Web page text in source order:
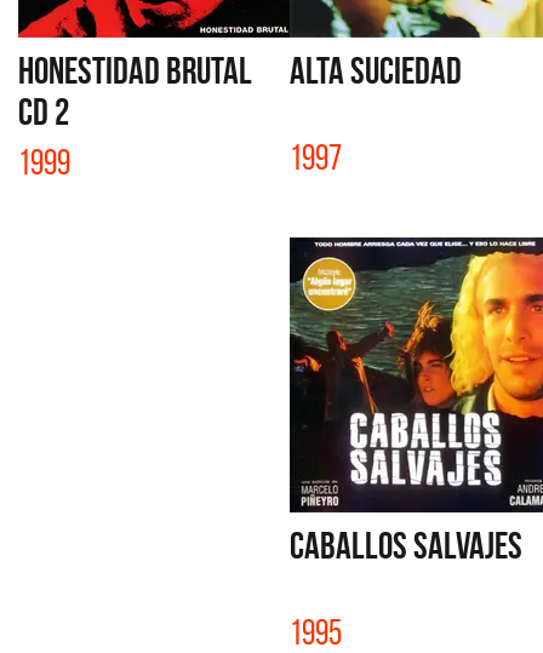
HONESTIDAD BRUTAL
CD 2
1999
ALTA SUCIEDAD
1997
CABALLOS SALVAJES
1995